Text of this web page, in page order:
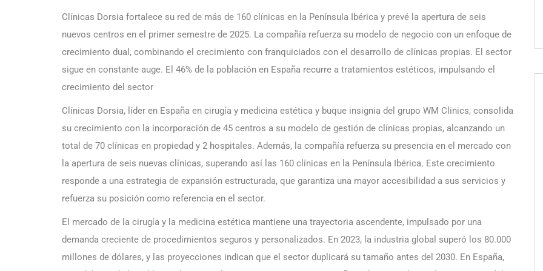
Clínicas Dorsia fortalece su red de más de 160 clínicas en la Península Ibérica y prevé la apertura de seis
nuevos centros en el primer semestre de 2025. La compañía refuerza su modelo de negocio con un enfoque de
crecimiento dual, combinando el crecimiento con franquiciados con el desarrollo de clínicas propias. El sector
sigue en constante auge. El 46% de la población en España recurre a tratamientos estéticos, impulsando el
crecimiento del sector
Clínicas Dorsia, líder en España en cirugía y medicina estética y buque insignia del grupo WM Clinics, consolida
su crecimiento con la incorporación de 45 centros a su modelo de gestión de clínicas propias, alcanzando un
total de 70 clínicas en propiedad y 2 hospitales. Además, la compañía refuerza su presencia en el mercado con
la apertura de seis nuevas clínicas, superando así las 160 clínicas en la Península Ibérica. Este crecimiento
responde a una estrategia de expansión estructurada, que garantiza una mayor accesibilidad a sus servicios y
refuerza su posición como referencia en el sector.
El mercado de la cirugía y la medicina estética mantiene una trayectoria ascendente, impulsado por una
demanda creciente de procedimientos seguros y personalizados. En 2023, la industria global superó los 80.000
millones de dólares, y las proyecciones indican que el sector duplicará su tamaño antes del 2030. En España,